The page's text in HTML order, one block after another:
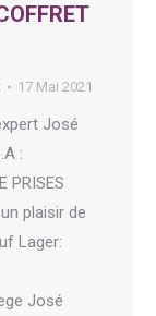
17 Mai 2021
José
:
PRISES
plaisir de
Lager:
José